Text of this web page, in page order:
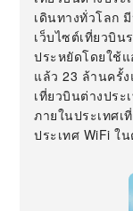
เดินทางทั่วโลก
เว็บไซต์เที่ยวบิน
ประหยัดโดยใช้
แล้ว 23 ล้านครั้
เที่ยวบินต่างประ
ภายในประเทศเ
ประเทศ WiFi ใ